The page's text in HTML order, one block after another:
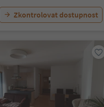
Zkontrolovat dostupnost